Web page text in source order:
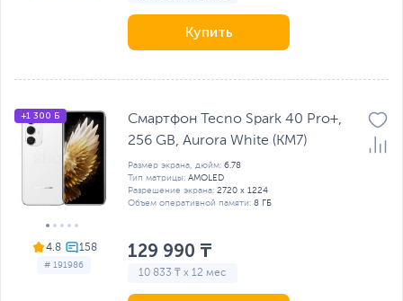
Купить
4.8
# 191986
+1 300 Б
Смартфон Tecno Spark 40 Pro+,
256 GB, Aurora White (KM7)
Размер экрана, дюйм: 6.78
Тип матрицы: AMOLED
Разрешение экрана: 2720 х 1224
Объем оперативной памяти: 8 ГБ
129 990 ₸
10 833 ₸ x 12 мес